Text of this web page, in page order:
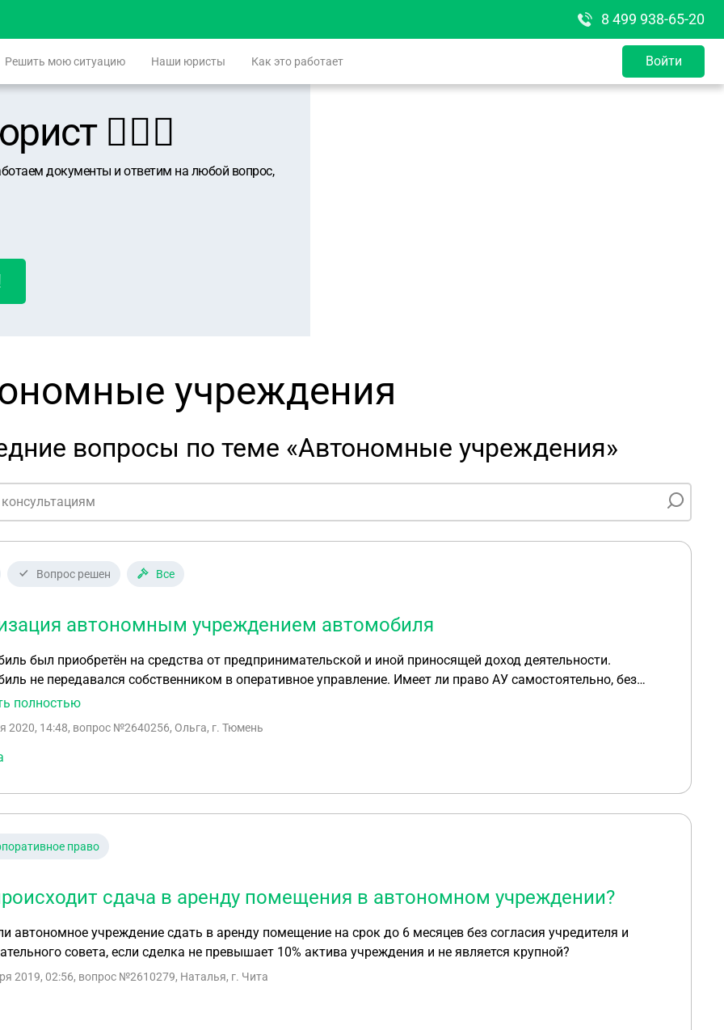
8 499 938-65-20
Решить мою ситуацию Наши юристы Как это работает Войти
👨🏻‍⚖️
документы и ответим на любой вопрос,
учреждения
вопросы по теме «Автономные учреждения»
Вопрос решен Все
автономным учреждением автомобиля
был приобретён на средства от предпринимательской и иной приносящей доход деятельности.
не передавался собственником в оперативное управление. Имеет ли право АУ самостоятельно, без
(учредителя), реализовать автомобиль? Нужно ли получать разрешение у
Если конкурсная процедура обязательна, то достаточно ли объявить о продаже автомобиля на
сайте? или нужно публиковать объявление о продаже на строго определённом сайте? или достаточно в
полностью
2020, 14:48, вопрос №2640256, Ольга, г. Тюмень
право
сдача в аренду помещения в автономном учреждении?
автономное учреждение сдать в аренду помещение на срок до 6 месяцев без согласия учредителя и
совета, если сделка не превышает 10% актива учреждения и не является крупной?
2019, 02:56, вопрос №2610279, Наталья, г. Чита